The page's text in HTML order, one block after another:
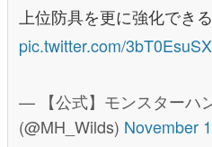
上位防具を更に強化でき
pic.twitter.com/
— 【公式】モンスターハ
(@MH_Wilds) November